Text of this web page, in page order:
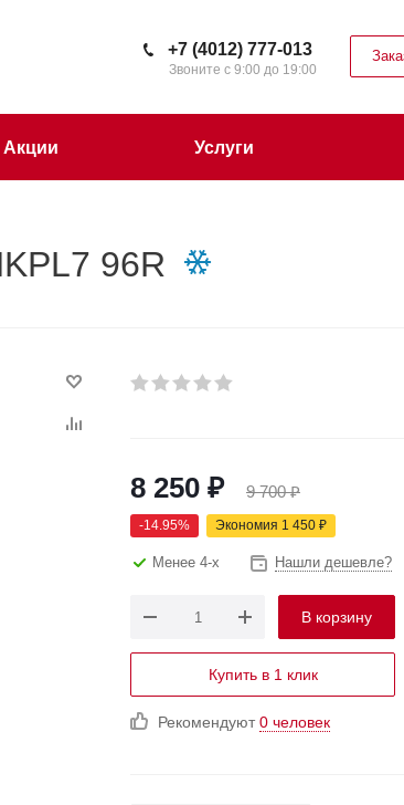
+7 (4012) 777-013
Звоните с 9:00 до 19:00
Акции Услуги
96R
8 250 ₽ 9 700₽
-14.95% Экономия 1 450 ₽
Менее 4-х Нашли дешевле?
В корзину
Купить в 1 клик
Рекомендуют0 человек